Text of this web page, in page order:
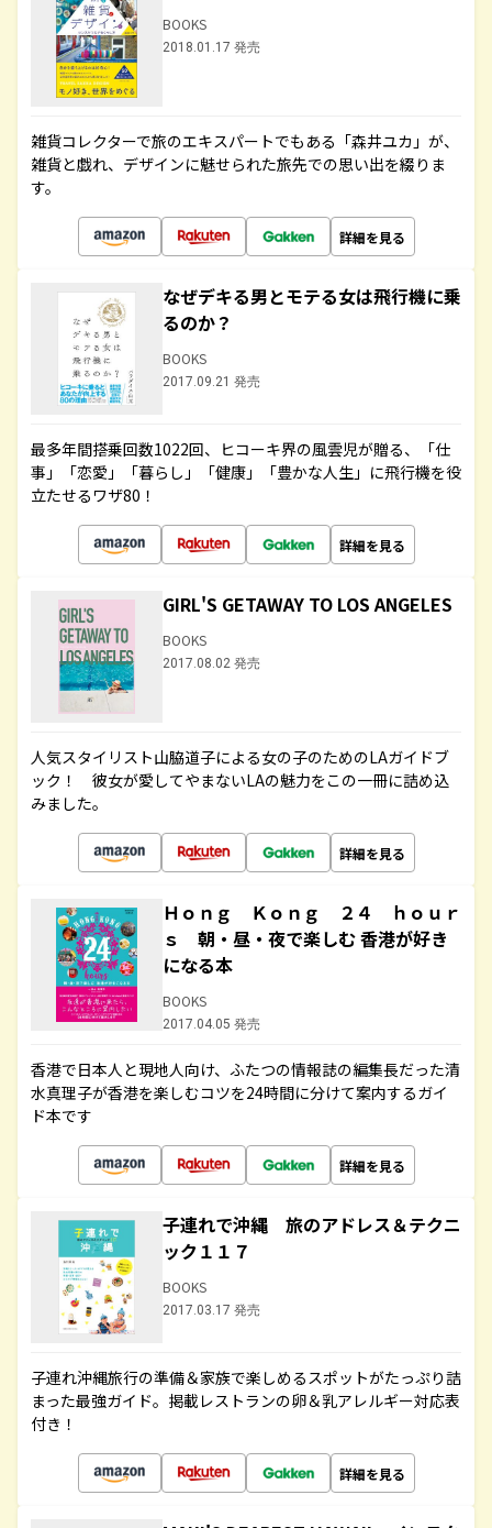
BOOKS
2018.01.17 発売
雑貨コレクターで旅のエキスパートでもある「森井ユカ」が、
雑貨と戯れ、デザインに魅せられた旅先での思い出を綴りま
す。
詳細を見る
なぜデキる男とモテる女は飛行機に乗
るのか？
BOOKS
2017.09.21 発売
最多年間搭乗回数1022回、ヒコーキ界の風雲児が贈る、「仕
事」「恋愛」「暮らし」「健康」「豊かな人生」に飛行機を役
立たせるワザ80！
詳細を見る
GIRL'S GETAWAY TO LOS ANGELES
BOOKS
2017.08.02 発売
人気スタイリスト山脇道子による女の子のためのLAガイドブ
ック！ 彼女が愛してやまないLAの魅力をこの一冊に詰め込
みました。
詳細を見る
Ｈｏｎｇ Ｋｏｎｇ ２４ ｈｏｕｒ
ｓ 朝・昼・夜で楽しむ 香港が好き
になる本
BOOKS
2017.04.05 発売
香港で日本人と現地人向け、ふたつの情報誌の編集長だった清
水真理子が香港を楽しむコツを24時間に分けて案内するガイ
ド本です
詳細を見る
子連れで沖縄 旅のアドレス＆テクニ
ック１１７
BOOKS
2017.03.17 発売
子連れ沖縄旅行の準備＆家族で楽しめるスポットがたっぷり詰
まった最強ガイド。掲載レストランの卵＆乳アレルギー対応表
付き！
詳細を見る